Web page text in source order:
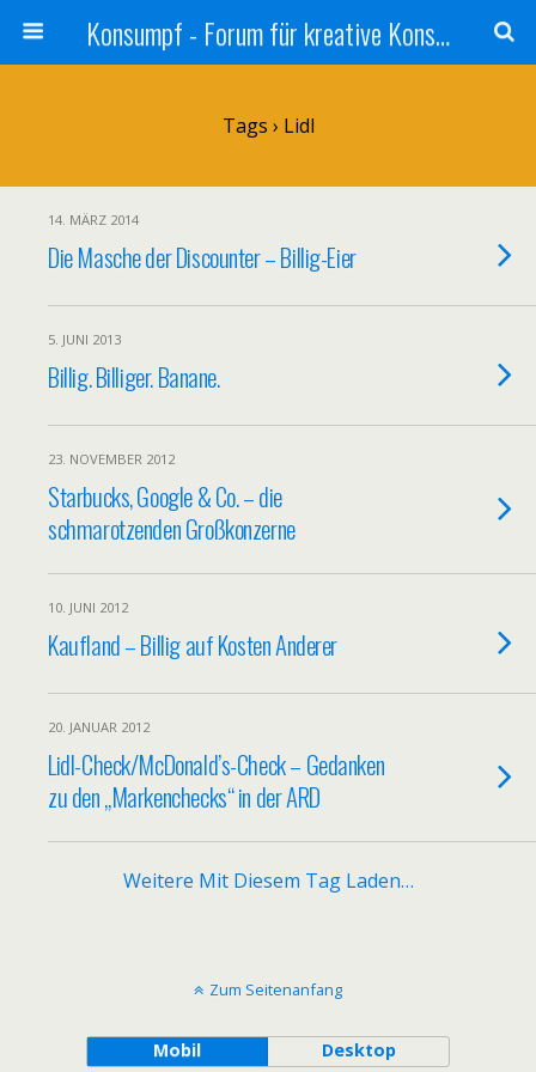
Konsumpf - Forum für kreative Konsumkritik - Culture Jamming, Nachhaltigkeit, Konzernkritik, Adbusting
Tags › Lidl
14. MÄRZ 2014
Die Masche der Discounter – Billig-Eier
5. JUNI 2013
Billig. Billiger. Banane.
23. NOVEMBER 2012
Starbucks, Google & Co. – die
schmarotzenden Großkonzerne
10. JUNI 2012
Kaufland – Billig auf Kosten Anderer
20. JANUAR 2012
Lidl-Check/McDonald’s-Check – Gedanken
zu den „Markenchecks“ in der ARD
Weitere Mit Diesem Tag Laden…
Zum Seitenanfang
Mobil Desktop